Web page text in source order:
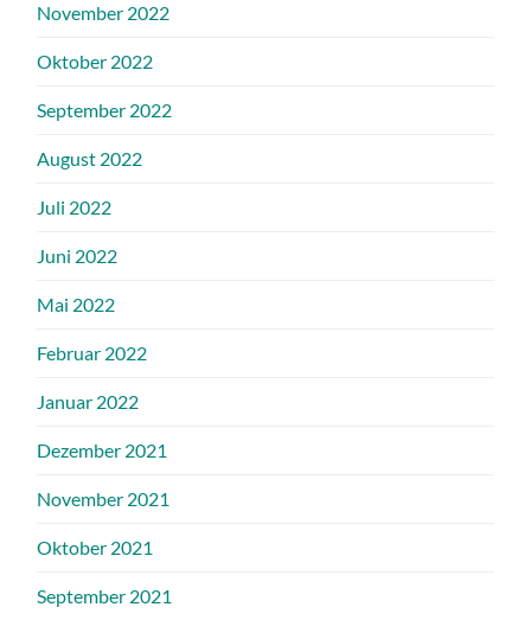
November 2022
Oktober 2022
September 2022
August 2022
Juli 2022
Juni 2022
Mai 2022
Februar 2022
Januar 2022
Dezember 2021
November 2021
Oktober 2021
September 2021